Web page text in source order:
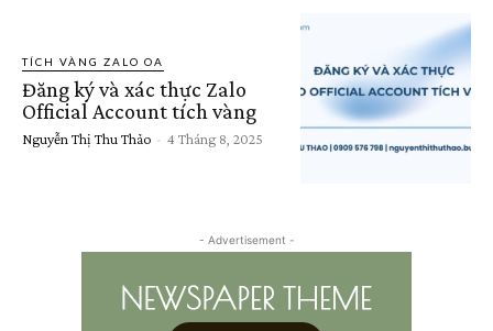
TÍCH VÀNG ZALO OA
Đăng ký và xác thực Zalo
Official Account tích vàng
Nguyễn Thị Thu Thảo - 4 Tháng 8, 2025
- Advertisement -